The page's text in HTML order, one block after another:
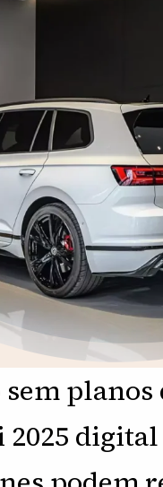
planos
2025
planos
2025